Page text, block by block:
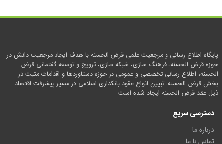
پایگاه اطلاع رسانی و مرجعیت علمی قرض الحسنه با هدف ایجاد مرجعیت دانش در
حوزه قرض الحسنه، فرهنگ سازی، شبکه سازی، ترویج و توسعه گفتمانی قرض
الحسنه، اطلاع رسانی تخصصی و عمومی در حوزه دستاوردها و اقدامات مثبت در
بخش قرض الحسنه، تبیین انواع عقود بانکداری اسلامی در مسیر پیشرفت اقتصاد
ذیل عقد قرض الحسنه ایجاد شده است.
دسترسی سریع
درباره ما
تماس با ما